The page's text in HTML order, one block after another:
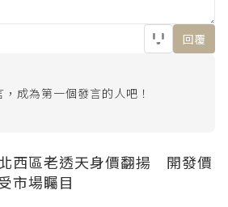
回覆
成為第一個發言的人吧！
西區老透天身價翻揚 開發價
市場矚目